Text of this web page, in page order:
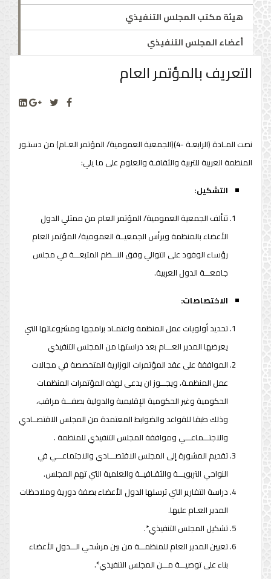
هيئة مكتب المجلس التنفيذي
أعضاء المجلس التنفيذي
التعريف بالمؤتمر العام
نصت المـادة (الرابعـة -4)(الجمعية العمومية/ المؤتمر العـام) من دستـور
المنظمة العربية للتربية والثقافـة والعلوم على ما يلي:
التشكيل:
تتألف الجمعية العمومية/ المؤتمر العام من ممثلي الدول
الأعضاء بالمنظمة ويرأس الجمعيــة العمومية/ المؤتمر العام
رؤساء الوفود على التوالي وفق النـــظم المتبعـــة في مجلس
جامعـــة الدول العربية.
الاختصاصات:
تحديد أولويات عمل المنظمة واعتمـاد برامجها ومشروعاتها التي
يعرضها المدير العـــام بعد دراستها من المجلس التنفيذي
الموافقة على عقد المؤتمرات الوزارية المتخصصة في مجالات
عمل المنظمـة، ويجـــوز ان يدعى لهذه المؤتمرات المنظمات
الحكومية وغير الحكومية الإقليمية والدولية بصفـــة مراقب،
وذلك طبقا للقواعد والضوابط المعتمدة من المجلس الاقتصــادي
والاجتـــماعـــي وموافقة المجلس التنفيذي للمنظمة .
تقديم المشورة إلى المجلس الاقتصـــادي والاجتماعـــي في
النواحي التربويـــة والثقـافيــة والعلمية التي تهم المجلس.
دراسة التقارير التي ترسلها الدول الأعضاء بصفة دورية وملاحظات
المدير العـام عليها.
تشكيل المجلس التنفيذي*.
تعيين المدير العام للمنظمـــة من بين مرشحي الـــدول الأعضاء
بناء على توصيـــة مـــن المجلس التنفيذي*.